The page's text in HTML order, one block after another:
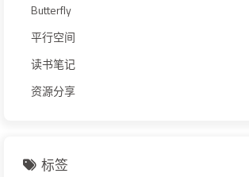
Butterfly
平行空间
读书笔记
资源分享
标签